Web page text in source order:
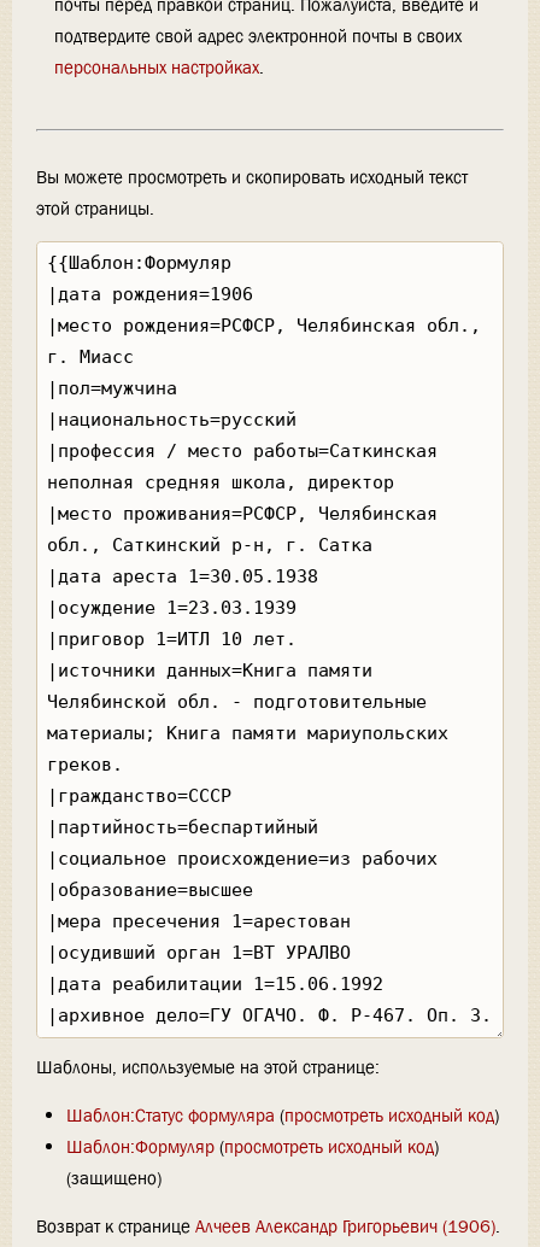
подтвердите свой адрес электронной почты в своих
персональных настройках.
Вы можете просмотреть и скопировать исходный текст
этой страницы.
Шаблоны, используемые на этой странице:
Шаблон:Статус формуляра (просмотреть исходный код)
Шаблон:Формуляр(просмотреть исходный код)
(защищено)
Возврат к странице Алчеев Александр Григорьевич (1906).